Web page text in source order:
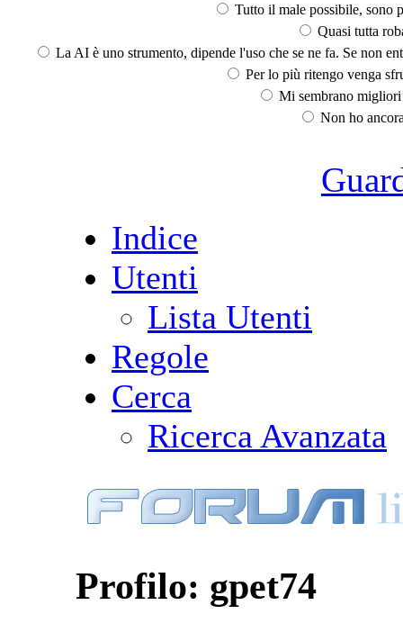
Tutto il male possibile, sono
Quasi tutta
La AI è uno strumento, dipende l'uso che se ne fa. Se non
Per lo più ritengo venga
Mi sembrano
Non ho
Indice
Utenti
Lista Utenti
Regole
Cerca
Ricerca Avanzata
Profilo: gpet74